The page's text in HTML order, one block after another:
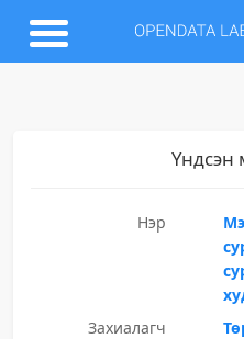
Үндсэн
Нэр
Захиалагч